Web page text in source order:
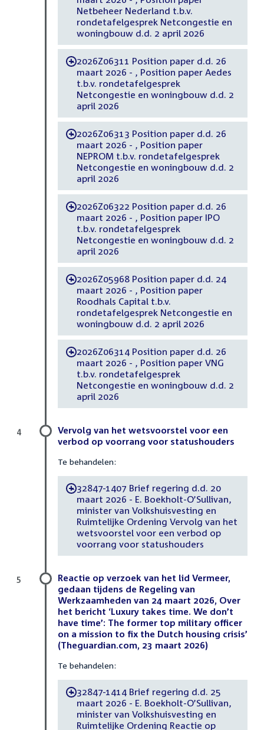
Netbeheer Nederland t.b.v.
rondetafelgesprek Netcongestie en
woningbouw d.d. 2 april 2026
-2026Z06311 Position paper d.d. 26
maart 2026 - , Position paper Aedes
t.b.v. rondetafelgesprek
Netcongestie en woningbouw d.d. 2
april 2026
-2026Z06313 Position paper d.d. 26
maart 2026 - , Position paper
NEPROM t.b.v. rondetafelgesprek
Netcongestie en woningbouw d.d. 2
april 2026
-2026Z06322 Position paper d.d. 26
maart 2026 - , Position paper IPO
t.b.v. rondetafelgesprek
Netcongestie en woningbouw d.d. 2
april 2026
-2026Z05968 Position paper d.d. 24
maart 2026 - , Position paper
Roodhals Capital t.b.v.
rondetafelgesprek Netcongestie en
woningbouw d.d. 2 april 2026
-2026Z06314 Position paper d.d. 26
maart 2026 - , Position paper VNG
t.b.v. rondetafelgesprek
Netcongestie en woningbouw d.d. 2
april 2026
Vervolg van het wetsvoorstel voor een
verbod op voorrang voor statushouders
Te behandelen:
-32847-1407 Brief regering d.d. 20
maart 2026 - E. Boekholt-O’Sullivan,
minister van Volkshuisvesting en
Ruimtelijke Ordening Vervolg van het
wetsvoorstel voor een verbod op
voorrang voor statushouders
4
Reactie op verzoek van het lid Vermeer,
gedaan tijdens de Regeling van
Werkzaamheden van 24 maart 2026, Over
het bericht ‘Luxury takes time. We don’t
have time’: The former top military officer
on a mission to fix the Dutch housing crisis’
(Theguardian.com, 23 maart 2026)
Te behandelen:
-32847-1414 Brief regering d.d. 25
maart 2026 - E. Boekholt-O’Sullivan,
minister van Volkshuisvesting en
Ruimtelijke Ordening Reactie op
5